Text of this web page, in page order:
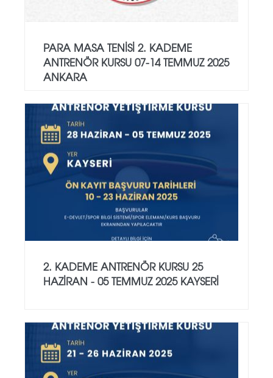
PARA MASA TENİSİ 2. KADEME
ANTRENÖR KURSU 07-14 TEMMUZ 2025
ANKARA
2. KADEME ANTRENÖR KURSU 25
HAZİRAN - 05 TEMMUZ 2025 KAYSERİ